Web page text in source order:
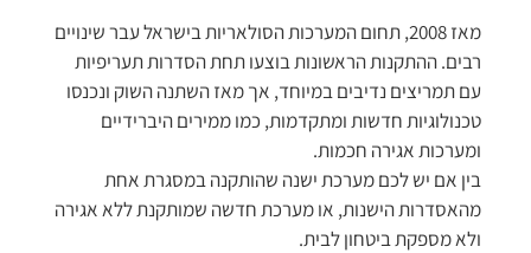
מאז 2008, תחום המערכות הסולאריות בישראל עבר שינויים
רבים. ההתקנות הראשונות בוצעו תחת הסדרות תעריפיות
עם תמריצים נדיבים במיוחד, אך מאז השתנה השוק ונכנסו
טכנולוגיות חדשות ומתקדמות, כמו ממירים היברידיים
ומערכות אגירה חכמות.
בין אם יש לכם מערכת ישנה שהותקנה במסגרת אחת
מהאסדרות הישנות, או מערכת חדשה שמותקנת ללא אגירה
ולא מספקת ביטחון לבית.